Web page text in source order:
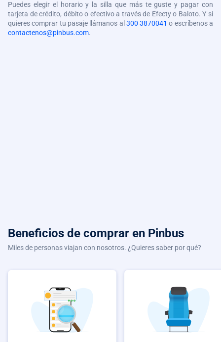
Puedes elegir el horario y la silla que más te guste y pagar con
tarjeta de crédito, débito o efectivo a través de Efecty o Baloto. Y si
quieres comprar tu pasaje llámanos al 300 3870041 o escríbenos a
contactenos@pinbus.com.
Beneficios de comprar en Pinbus
Miles de personas viajan con nosotros. ¿Quieres saber por qué?